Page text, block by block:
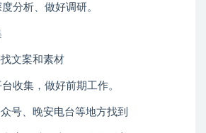
分析、做好调研。
文案和素材
收集，做好前期工作。
号、晚安电台等地方找到